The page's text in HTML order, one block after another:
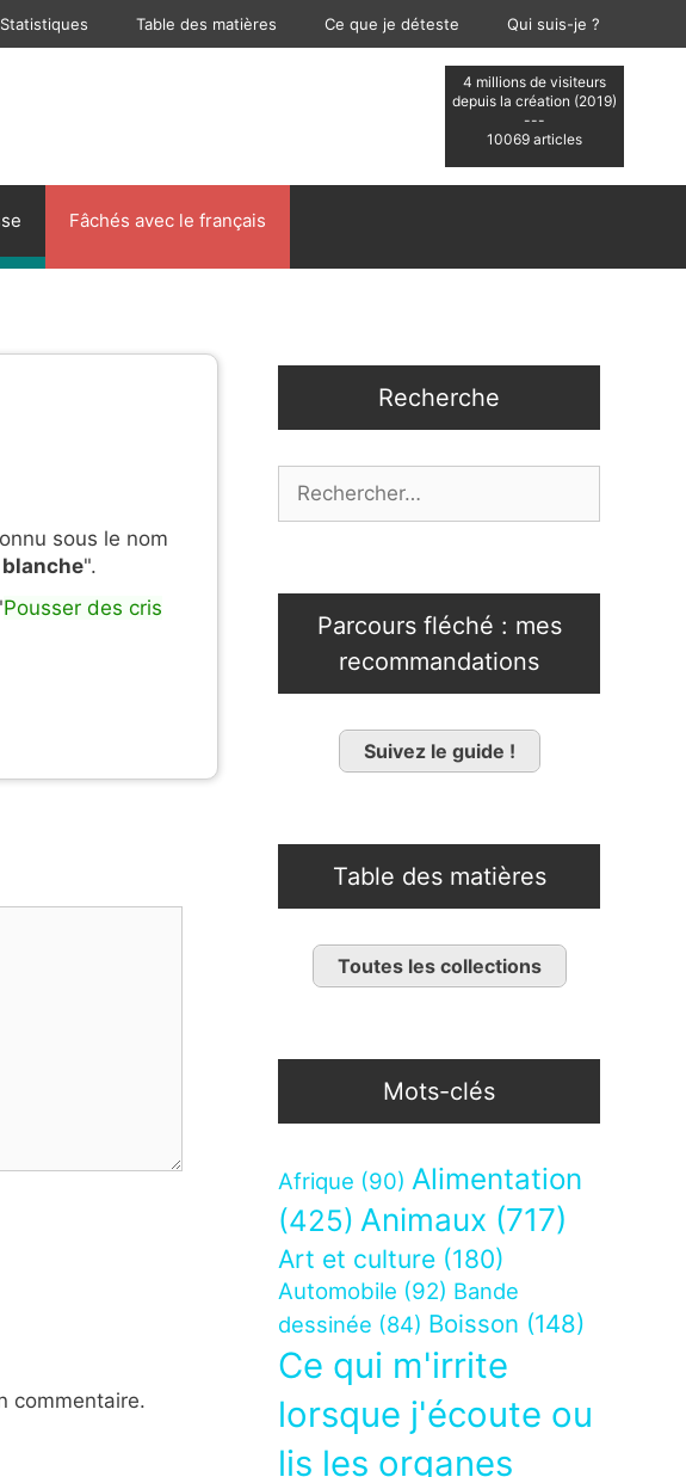
Statistiques Table des matières Ce que je déteste Qui suis-je ?
4 millions de visiteurs
depuis la création (2019)
---
10069 articles
Fâchés avec le français
sous le nom
blanche".
Pousser des cris
commentaire.
Recherche
Parcours fléché : mes
recommandations
Suivez le guide !
Table des matières
Toutes les collections
Mots-clés
Afrique (90) Alimentation
(425) Animaux (717)
Art et culture (180)
Automobile (92) Bande
dessinée (84) Boisson (148)
Ce qui m'irrite
lorsque j'écoute ou
lis les organes